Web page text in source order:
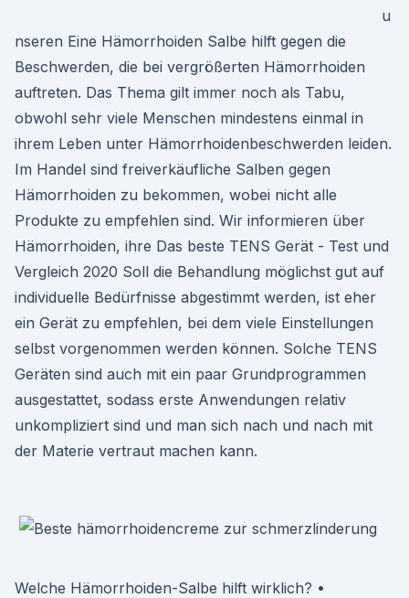
u
nseren Eine Hämorrhoiden Salbe hilft gegen die
Beschwerden, die bei vergrößerten Hämorrhoiden
auftreten. Das Thema gilt immer noch als Tabu,
obwohl sehr viele Menschen mindestens einmal in
ihrem Leben unter Hämorrhoidenbeschwerden leiden.
Im Handel sind freiverkäufliche Salben gegen
Hämorrhoiden zu bekommen, wobei nicht alle
Produkte zu empfehlen sind. Wir informieren über
Hämorrhoiden, ihre Das beste TENS Gerät - Test und
Vergleich 2020 Soll die Behandlung möglichst gut auf
individuelle Bedürfnisse abgestimmt werden, ist eher
ein Gerät zu empfehlen, bei dem viele Einstellungen
selbst vorgenommen werden können. Solche TENS
Geräten sind auch mit ein paar Grundprogrammen
ausgestattet, sodass erste Anwendungen relativ
unkompliziert sind und man sich nach und nach mit
der Materie vertraut machen kann.
Welche Hämorrhoiden-Salbe hilft wirklich? •